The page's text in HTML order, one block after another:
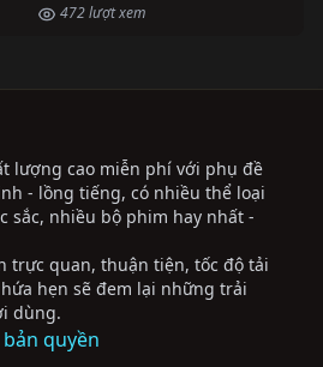
472 lượt xem
lượng cao miễn phí với phụ đề
- lồng tiếng, có nhiều thể loại
sắc, nhiều bộ phim hay nhất -
trực quan, thuận tiện, tốc độ tải
hẹn sẽ đem lại những trải
dùng.
quyền